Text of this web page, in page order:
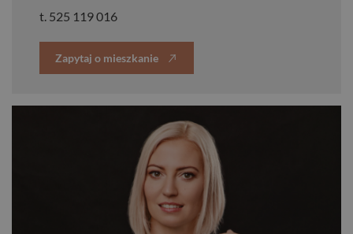
t. 525 119 016
Zapytaj o mieszkanie